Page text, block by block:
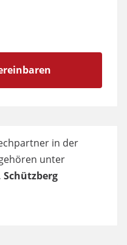
in der
unter
Schützberg